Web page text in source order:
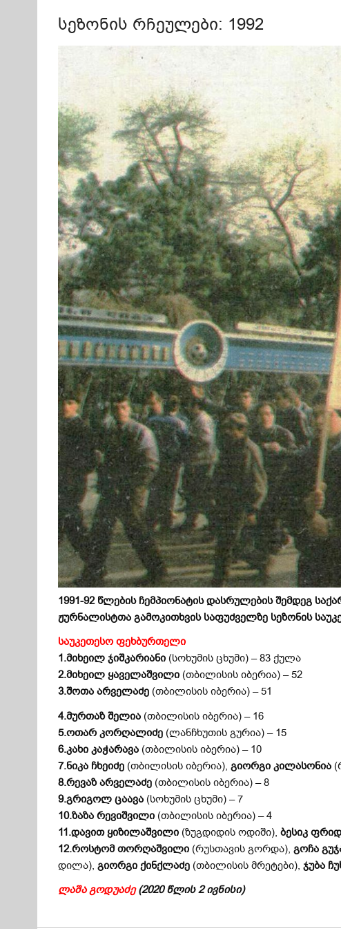
სეზონის რჩეულები: 1992
1991-92წლების ჩემპიონატის დასრულების შემდეგ
ჟურნალისტთა გამოკითხვის საფუძველზე სეზონის
საუკეთესო ფეხბურთელი
1.მიხეილ ჯიშკარიანი (სოხუმის ცხუმი) – 83 ქულა
2.მიხეილ ყაველაშვილი (თბილისის იბერია) – 52
3.შოთა არველაძე (თბილისის იბერია) – 51
4.მურთაზ შელია (თბილისის იბერია) – 16
5.ოთარ კორღალიძე (ლანჩხუთის გურია) – 15
6.კახი კაჭარავა (თბილისის იბერია) – 10
7.ნიკა ჩხეიძე (თბილისის იბერია),გიორგი კილასონია
8.რევაზ არველაძე (თბილისის იბერია) – 8
9.გრიგოლ ცაავა (სოხუმის ცხუმი) – 7
10.ზაზა რევიშვილი (თბილისის იბერია) – 4
11.დავით ყიზილაშვილი (ზუგდიდის ოდიში),ბესიკ
12.როსტომ თორღაშვილი (რუსთავის გორდა),გოჩა
დილა),გიორგი ქინქლაძე (თბილისის მრეტები),ჯუბა
ლაშა გოდუაძე(2020 წლის 2 ივნისი)